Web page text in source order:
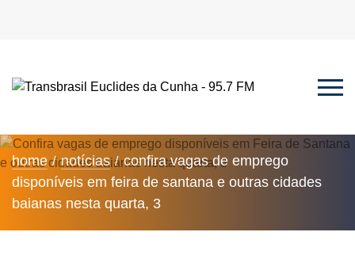
home notícias
confira vagas de emprego
disponíveis em feira de santana e outras cidades
baianas nesta quarta, 3